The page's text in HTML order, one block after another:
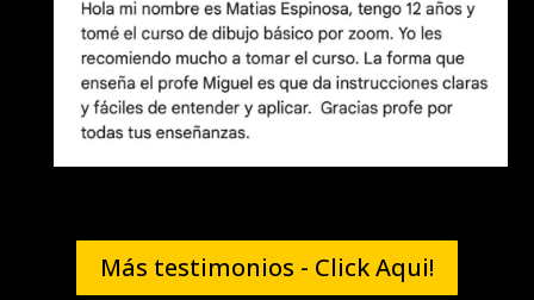
Más testimonios - Click Aqui!